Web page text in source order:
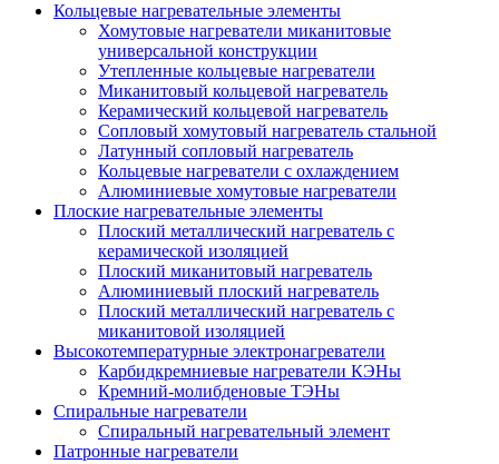
Кольцевые нагревательные элементы
Хомутовые нагреватели миканитовые
универсальной конструкции
Утепленные кольцевые нагреватели
Миканитовый кольцевой нагреватель
Керамический кольцевой нагреватель
Сопловый хомутовый нагреватель стальной
Латунный сопловый нагреватель
Кольцевые нагреватели с охлаждением
Алюминиевые хомутовые нагреватели
Плоские нагревательные элементы
Плоский металлический нагреватель с
керамической изоляцией
Плоский миканитовый нагреватель
Алюминиевый плоский нагреватель
Плоский металлический нагреватель с
миканитовой изоляцией
Высокотемпературные электронагреватели
Карбидкремниевые нагреватели КЭНы
Кремний-молибденовые ТЭНы
Спиральные нагреватели
Спиральный нагревательный элемент
Патронные нагреватели